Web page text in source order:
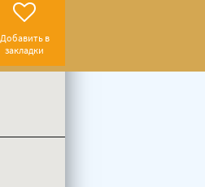
Добавить в
закладки